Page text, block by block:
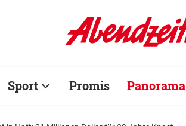
Sport Promis Panorama